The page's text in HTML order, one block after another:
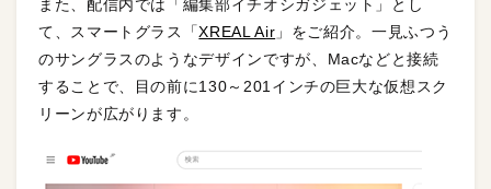
また、配信内では「編集部イチオシガジェット」とし
て、スマートグラス「XREAL Air 」をご紹介。一見ふつう
のサングラスのようなデザインですが、Macなどと接続
することで、目の前に130～201インチの巨大な仮想スク
リーンが広がります。